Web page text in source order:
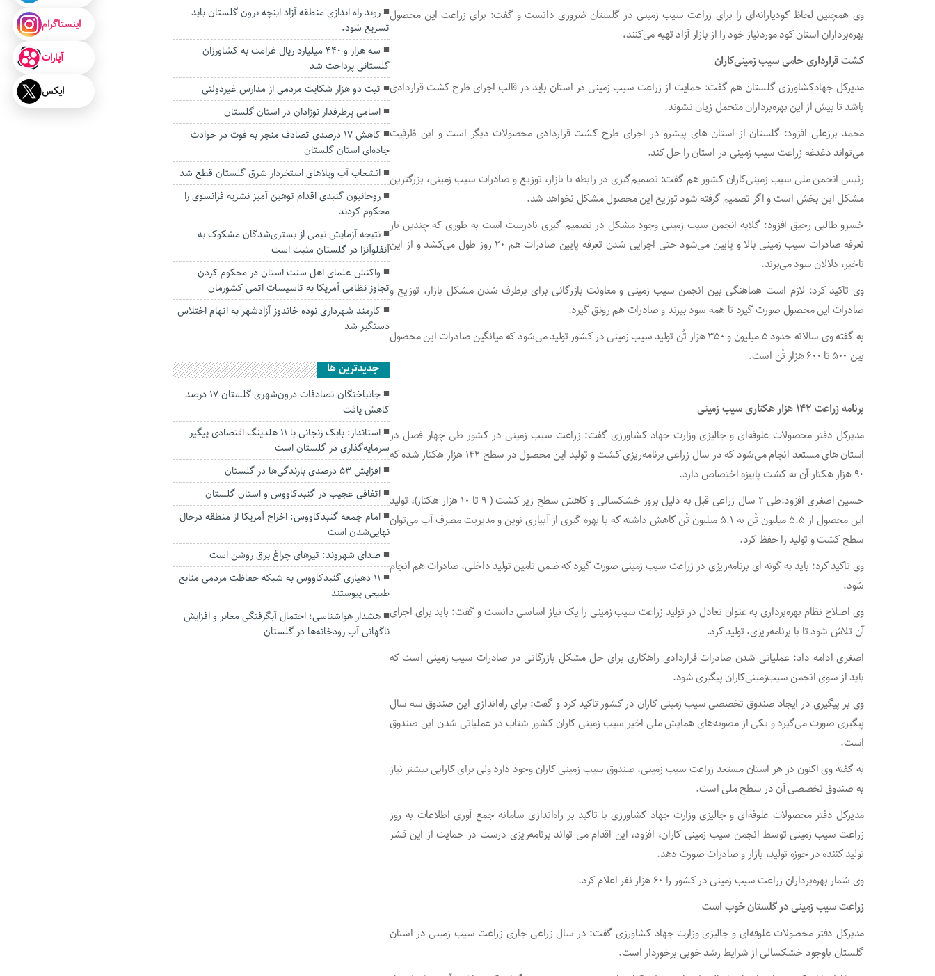
وی همچنین لحاظ کودیارانه‌ای را برای زراعت سیب زمینی در گلستان ضروری دانست و گفت: برای زراعت این محصول
بهره‌برداران استان کود موردنیاز خود را از بازار آزاد تهیه می‌کنند.
کشت قرارداری حامی سیب زمینی‌کاران
مدیرکل جهادکشاورزی گلستان هم گفت: حمایت از زراعت سیب زمینی در استان باید در قالب اجرای طرح کشت قراردادی
باشد تا بیش از این بهره‌برداران متحمل زیان نشوند.
محمد برزعلی افزود: گلستان از استان های پیشرو در اجرای طرح کشت قراردادی محصولات دیگر است و این ظرفیت
می‌تواند دغدغه زراعت سیب زمینی در استان را حل کند.
رئیس انجمن ملی سیب زمینی‌کاران کشور هم گفت: تصمیم‌گیری در رابطه با بازار، توزیع و صادرات سیب زمینی، بزرگترین
مشکل این بخش است و اگر تصمیم گرفته شود توزیع این محصول مشکل نخواهد شد.
خسرو طالبی رحیق افزود: گلایه انجمن سیب زمینی وجود مشکل در تصمیم گیری نادرست است به طوری که چندین بار
تعرفه صادرات سیب زمینی بالا و پایین می‌شود حتی اجرایی شدن تعرفه پایین صادرات هم ۲۰ روز طول می‌کشد و از این
تاخیر، دلالان سود می‌برند.
وی تاکید کرد: لازم است هماهنگی بین انجمن سیب زمینی و معاونت بازرگانی برای برطرف شدن مشکل بازار، توزیع و
صادرات این محصول صورت گیرد تا همه سود ببرند و صادرات هم رونق گیرد.
به گفته وی سالانه حدود ۵ میلیون و ۳۵۰ هزار تُن تولید سیب زمینی در کشور تولید می‌شود که میانگین صادرات این محصول
بین ۵۰۰ تا ۶۰۰ هزار تُن است.
برنامه زراعت ۱۴۲ هزار هکتاری سیب زمینی
مدیرکل دفتر محصولات علوفه‌ای و جالیزی وزارت جهاد کشاورزی گفت: زراعت سیب زمینی در کشور طی چهار فصل در
استان های مستعد انجام می‌شود که در سال زراعی برنامه‌ریزی کشت و تولید این محصول در سطح ۱۴۲ هزار هکتار شده که
۹۰ هزار هکتار آن به کشت پاییزه اختصاص دارد.
حسین اصغری افزود:طی ۲ سال زراعی قبل به دلیل بروز خشکسالی و کاهش سطح زیر کشت ( ۹ تا ۱۰ هزار هکتار)، تولید
این محصول از ۵.۵ میلیون تُن به ۵.۱ میلیون تُن کاهش داشته که با بهره گیری از آبیاری نوین و مدیریت مصرف آب می‌توان
سطح کشت و تولید را حفظ کرد.
وی تاکید کرد: باید به گونه ای برنامه‌ریزی در زراعت سیب زمینی صورت گیرد که ضمن تامین تولید داخلی، صادرات هم انجام
شود.
وی اصلاح نظام بهره‌برداری به عنوان تعادل در تولید زراعت سیب زمینی را یک نیاز اساسی دانست و گفت: باید برای اجرای
آن تلاش شود تا با برنامه‌ریزی، تولید کرد.
اصغری ادامه داد: عملیاتی شدن صادرات قراردادی راهکاری برای حل مشکل بازرگانی در صادرات سیب زمینی است که
باید از سوی انجمن سیب‌زمینی‌کاران پیگیری شود.
وی بر پیگیری در ایجاد صندوق تخصصی سیب زمینی کاران در کشور تاکید کرد و گفت: برای راه‌اندازی این صندوق سه سال
پیگیری صورت می‌گیرد و یکی از مصوبه‌های همایش ملی اخیر سیب زمینی کاران کشور شتاب در عملیاتی شدن این صندوق
است.
به گفته وی اکنون در هر استان مستعد زراعت سیب زمینی، صندوق سیب زمینی کاران وجود دارد ولی برای کارایی بیشتر نیاز
به صندوق تخصصی آن در سطح ملی است.
مدیرکل دفتر محصولات علوفه‌ای و جالیزی وزارت جهاد کشاورزی با تاکید بر راه‌اندازی سامانه جمع آوری اطلاعات به روز
زراعت سیب زمینی توسط انجمن سیب زمینی کاران، افزود، این اقدام می تواند برنامه‌ریزی درست در حمایت از این قشر
تولید کننده در حوزه تولید، بازار و صادرات صورت دهد.
وی شمار بهره‌برداران زراعت سیب زمینی در کشور را ۶۰ هزار نفر اعلام کرد.
زراعت سیب زمینی در گلستان خوب است
مدیرکل دفتر محصولات علوفه‌ای و جالیزی وزارت جهاد کشاورزی گفت: در سال زراعی جاری زراعت سیب زمینی در استان
گلستان باوجود خشکسالی از شرایط رشد خوبی برخوردار است.
روند راه اندازی منطقه آزاد اینچه برون گلستان باید
تسریع شود.
سه هزار و ۴۴۰ میلیارد ریال غرامت به کشاورزان
گلستانی پرداخت شد
ثبت دو هزار شکایت مردمی از مدارس غیردولتی
اسامی پرطرفدار نوزادان در استان گلستان
کاهش ۱۷ درصدی تصادف منجر به فوت در حوادث
جاده‌ای استان گلستان
انشعاب آب ویلاهای استخردار شرق گلستان قطع شد
روحانیون گنبدی اقدام توهین آمیز نشریه فرانسوی را
محکوم کردند
نتیجه آزمایش نیمی از بستری‌شدگان مشکوک به
آنفلوآنزا در گلستان مثبت است
واکنش علمای اهل سنت استان در محکوم‌ کردن
تجاوز نظامی آمریکا به تاسیسات اتمی کشورمان
کارمند شهرداری نوده خاندوز آزادشهر به اتهام اختلاس
دستگیر شد
جديدترين ها
جانباختگان تصادفات درون‌شهری گلستان ۱۷ درصد
کاهش یافت
استاندار: بابک زنجانی با ۱۱ هلدینگ اقتصادی پیگیر
سرمایه‌گذاری در گلستان است
افزایش ۵۳ درصدی بارندگی‌ها در گلستان
اتفاقی عجیب در‌ گنبدکاووس و استان گلستان
امام جمعه گنبدکاووس: اخراج آمریکا از منطقه درحال
نهایی‌شدن است
صدای شهروند: تیرهای چراغ برق روشن است
۱۱ دهیاری گنبدکاووس به شبکه حفاظت مردمی منابع
طبیعی پیوستند
هشدار هواشناسی؛ احتمال آبگرفتگی معابر و افزایش
ناگهانی آب رودخانه‌ها در گلستان
اینستاگرام
آپارات
ایکس